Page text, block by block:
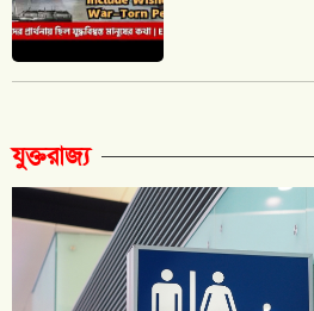
যুক্তরাজ্য